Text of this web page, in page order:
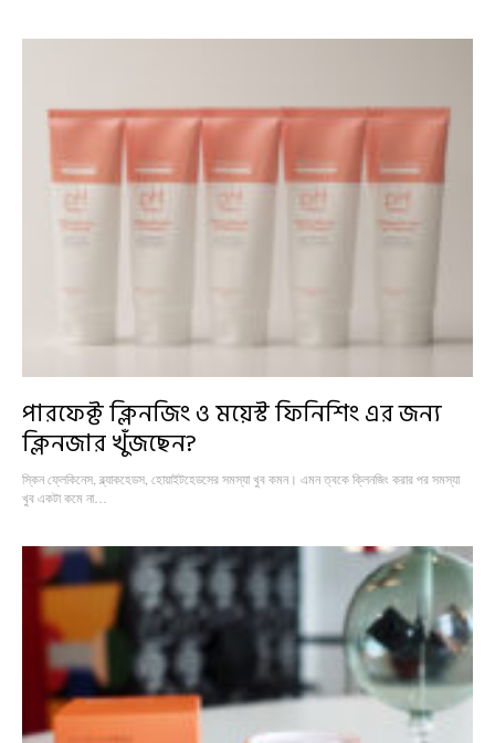
পারফেক্ট ক্লিনজিং ও ময়েস্ট ফিনিশিং এর জন্য
ক্লিনজার খুঁজছেন?
স্কিন ফ্লেকিনেস, ব্ল্যাকহেডস, হোয়াইটহেডসের সমস্যা খুব কমন। এমন ত্বকে ক্লিনজিং করার পর সমস্যা
খুব একটা কমে না…